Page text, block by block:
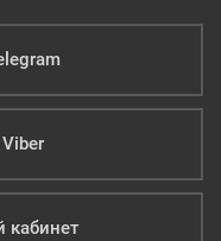
кабинет